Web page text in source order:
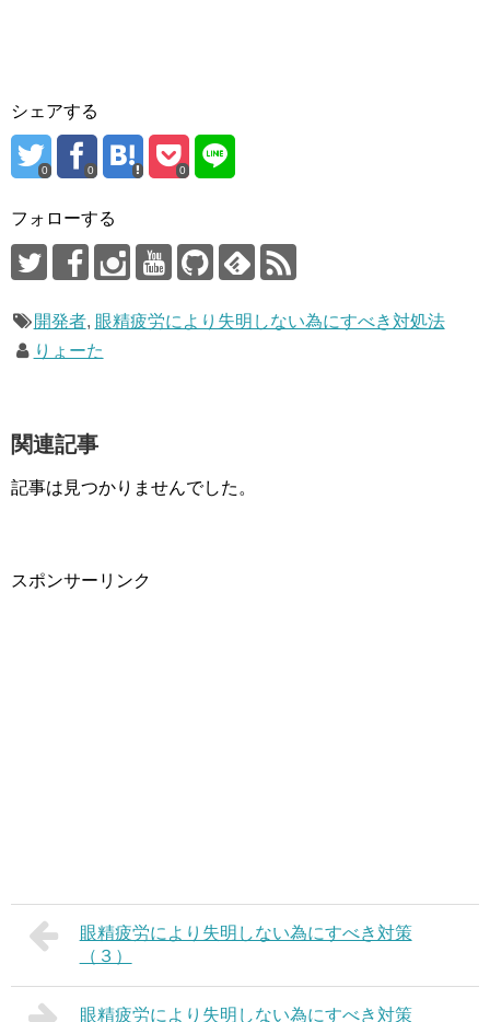
シェアする
0 0 0
フォローする
開発者, 眼精疲労により失明しない為にすべき対処法
りょーた
関連記事
記事は見つかりませんでした。
スポンサーリンク
眼精疲労により失明しない為にすべき対策
（３）
眼精疲労により失明しない為にすべき対策